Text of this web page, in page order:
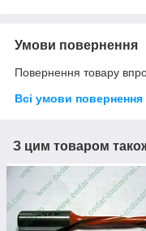
Умови повернення
Повернення товару
Всі умови повернення
З цим товаром